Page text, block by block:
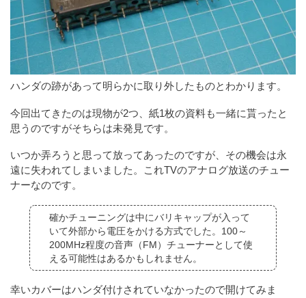
ハンダの跡があって明らかに取り外したものとわかります。
今回出てきたのは現物が2つ、紙1枚の資料も一緒に貰ったと
思うのですがそちらは未発見です。
いつか弄ろうと思って放ってあったのですが、その機会は永
遠に失われてしまいました。これTVのアナログ放送のチュー
ナーなのです。
確かチューニングは中にバリキャップが入って
いて外部から電圧をかける方式でした。100～
200MHz程度の音声（FM）チューナーとして使
える可能性はあるかもしれません。
幸いカバーはハンダ付けされていなかったので開けてみま